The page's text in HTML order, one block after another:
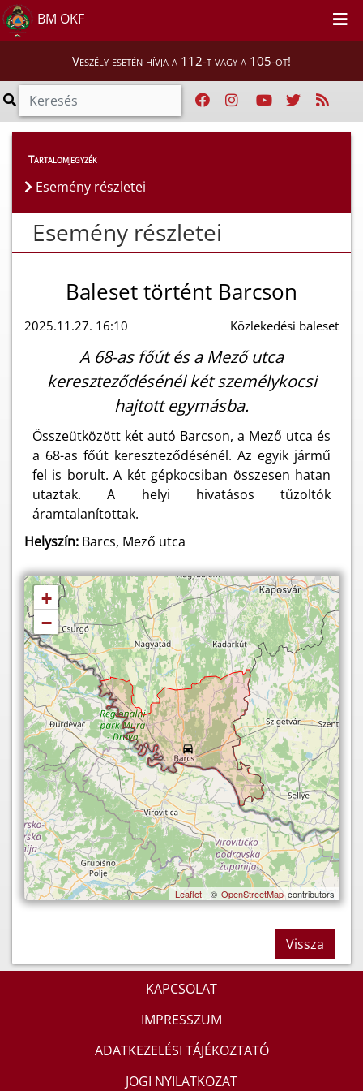
BM OKF
Veszély esetén hívja a 112-t vagy a 105-öt!
Esemény részletei
Tartalomjegyzék
Esemény részletei
Esemény részletei
Baleset történt Barcson
2025.11.27. 16:10 Közlekedési baleset
A 68-as főút és a Mező utca
kereszteződésénél két személykocsi
hajtott egymásba.
Összeütközött két autó Barcson, a Mező utca és
a 68-as főút kereszteződésénél. Az egyik jármű
fel is borult. A két gépkocsiban összesen hatan
utaztak. A helyi hivatásos tűzoltók
áramtalanítottak.
Helyszín: Barcs, Mező utca
+
−
Leaflet | © OpenStreetMap contributors
Vissza
KAPCSOLAT
IMPRESSZUM
ADATKEZELÉSI TÁJÉKOZTATÓ
JOGI NYILATKOZAT